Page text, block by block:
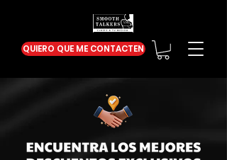
QUIERO QUE ME CONTACTEN